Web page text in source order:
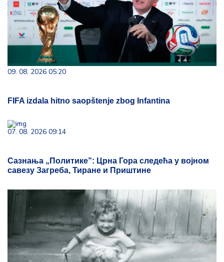
09. 08. 2026 05:20
FIFA izdala hitno saopštenje zbog Infantina
07. 08. 2026 09:14
Сазнања „Политике”: Црна Гора следећа у војном
савезу Загреба, Тиране и Приштине